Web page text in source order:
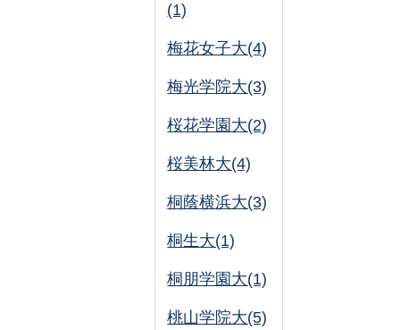
(1)
梅花女子大(4)
梅光学院大(3)
桜花学園大(2)
桜美林大(4)
桐蔭横浜大(3)
桐生大(1)
桐朋学園大(1)
桃山学院大(5)